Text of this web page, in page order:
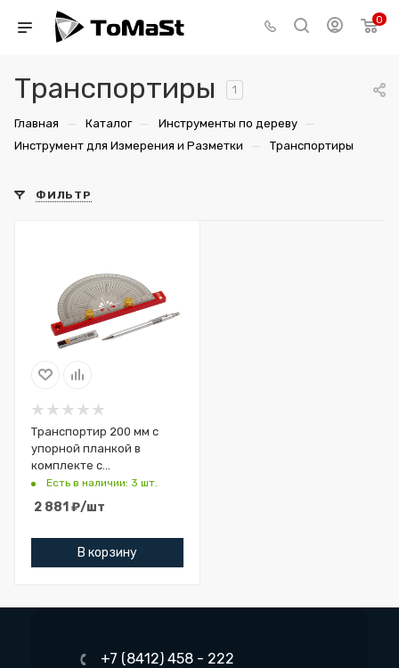
0
Транспортиры 1
Главная — Каталог — Инструменты по дереву —
Инструмент для Измерения и Разметки — Транспортиры
ФИЛЬТР
Транспортир 200 мм с
упорной планкой в
комплекте с
механическим
карандашом Woodwork
RUL-20P
Есть в наличии: 3 шт.
2 881 ₽/шт
В корзину
+7 (8412) 458 - 222